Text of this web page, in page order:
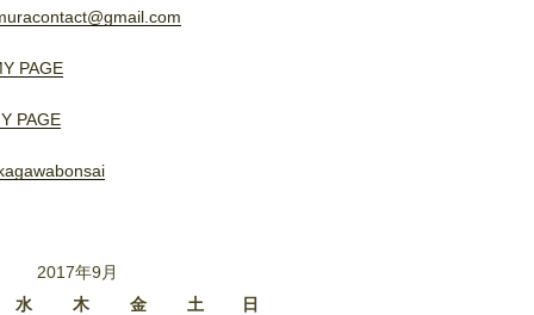
PAGE
PAGE
2017年9月
水 木 金 土 日